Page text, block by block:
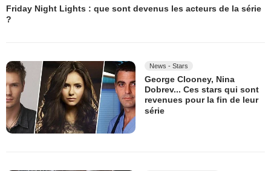
Friday Night Lights : que sont devenus les acteurs de la série
?
News - Stars
George Clooney, Nina
Dobrev... Ces stars qui sont
revenues pour la fin de leur
série